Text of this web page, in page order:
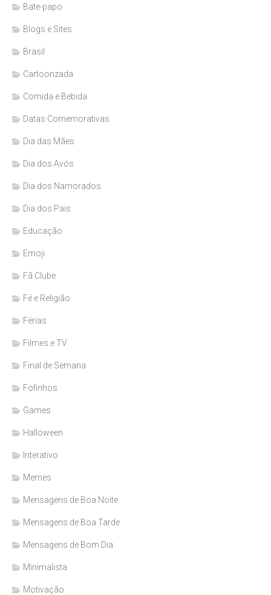
Bate-papo
Blogs e Sites
Brasil
Cartoonzada
Comida e Bebida
Datas Comemorativas
Dia das Mães
Dia dos Avós
Dia dos Namorados
Dia dos Pais
Educação
Emoji
Fã Clube
Fé e Religião
Férias
Filmes e TV
Final de Semana
Fofinhos
Games
Halloween
Interativo
Memes
Mensagens de Boa Noite
Mensagens de Boa Tarde
Mensagens de Bom Dia
Minimalista
Motivação